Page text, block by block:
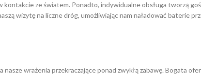
ze światem. Ponadto, indywidualne obsługa tworzą
wizytę na liczne dróg, umożliwiając nam naładować baterie
wrażenia przekraczające ponad zwykłą zabawę. Bogata